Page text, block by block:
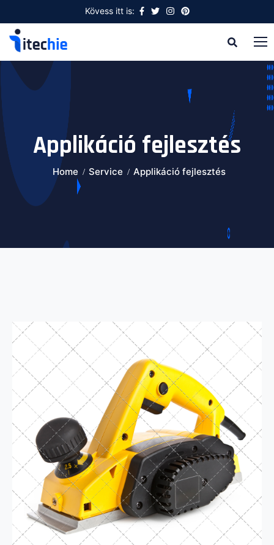
Kövess itt is:
Applikáció fejlesztés
Home Service Applikáció fejlesztés